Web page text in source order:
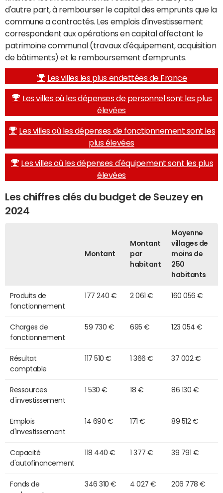
d'autre part, à rembourser le capital des emprunts que la
commune a contractés. Les emplois d'investissement
correspondent aux opérations en capital affectant le
patrimoine communal (travaux d'équipement, acquisition
de bâtiments) et le remboursement d'emprunts.
Les villes les plus endettées de France
Les villes où les dépenses de personnel sont les plus
élevées
Les villes où les dépenses de fonctionnement sont les
plus élevées
Les villes où les dépenses d'équipement sont les plus
élevées
Les chiffres clés du budget de Seuzey en
2024
Montant
Montant
par
habitant
Moyenne
villages de
moins de
250
habitants
Produits de
fonctionnement
177 240 € 2 061 € 160 056 €
Charges de
fonctionnement
59 730 € 695 € 123 054 €
Résultat
comptable
117 510 € 1 366 € 37 002 €
Ressources
d'investissement
1 530 € 18 € 86 130 €
Emplois
d'investissement
14 690 € 171 € 89 512 €
Capacité
d'autofinancement
118 440 € 1 377 € 39 791 €
Fonds de
346 310 € 4 027 € 206 778 €